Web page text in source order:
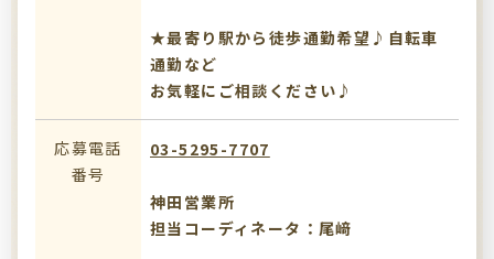
★最寄り駅から徒歩通勤希望♪自転車
通勤など
お気軽にご相談ください♪
応募電話
番号
03-5295-7707
神田営業所
担当コーディネータ：尾﨑